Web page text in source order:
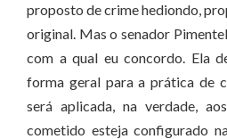
proposto de crime hediondo,
original. Mas o senador
com a qual eu concordo. Ela
forma geral para a prática de
será aplicada, na verdade,
cometido esteja configurado